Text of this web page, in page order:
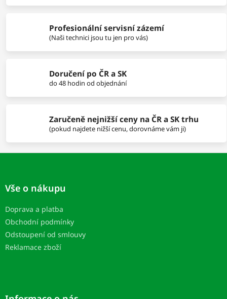
c
e
p
r
y
v
ý
i
s
u
Profesionální servisní zázemí
(Naši technici jsou tu jen pro vás)
Doručení po ČR a SK
do 48 hodin od objednání
Zaručeně nejnižší ceny na ČR a SK trhu
(pokud najdete nižší cenu, dorovnáme vám ji)
Z
Vše o nákupu
Doprava a platba
Obchodní podmínky
Odstoupení od smlouvy
Reklamace zboží